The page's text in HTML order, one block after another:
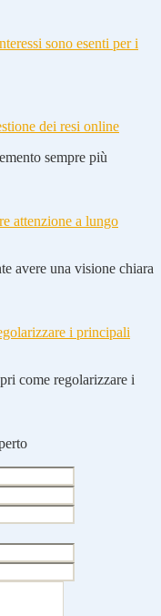
sono esenti per i
dei resi online
sempre più
attenzione a lungo
avere una visione chiara
i principali
come regolarizzare i